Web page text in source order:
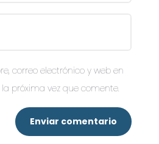
correo electrónico y web en
próxima vez que comente.
Enviar comentario